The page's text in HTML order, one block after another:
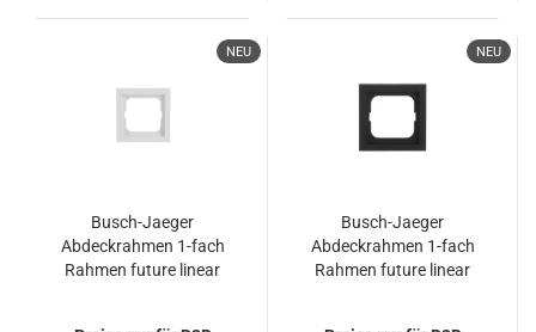
NEU
Busch-Jaeger
Abdeckrahmen 1-fach
Rahmen future linear
NEU
Busch-Jaeger
Abdeckrahmen 1-fach
Rahmen future linear